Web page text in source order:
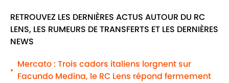
RETROUVEZ LES DERNIÈRES ACTUS AUTOUR DU RC
LENS, LES RUMEURS DE TRANSFERTS ET LES DERNIÈRES
NEWS
•
Mercato : Trois cadors italiens lorgnent sur
Facundo Medina, le RC Lens répond fermement